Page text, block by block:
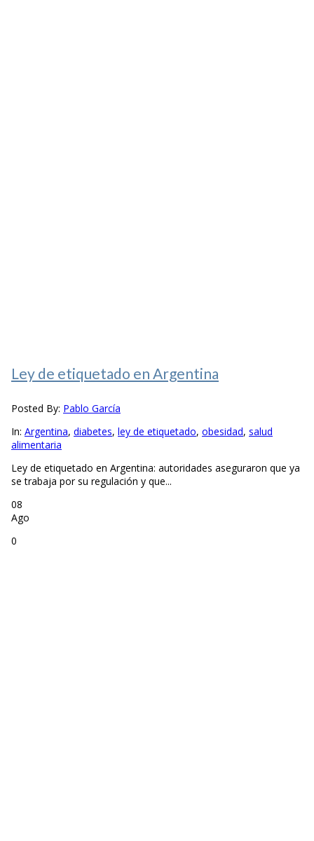
Ley de etiquetado en Argentina
Posted By: Pablo García
In: Argentina, diabetes, ley de etiquetado, obesidad, salud
alimentaria
Ley de etiquetado en Argentina: autoridades aseguraron que ya
se trabaja por su regulación y que...
08
Ago
0